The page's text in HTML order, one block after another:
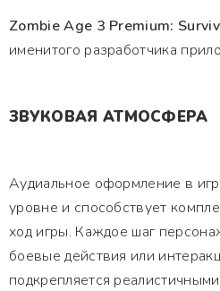
Zombie Age 3 Premium:
именитого разработчика
ЗВУКОВАЯ АТМОСФЕРА
Аудиальное оформление в
уровне и способствует
ход игры. Каждое шаг
боевые действия или
подкрепляется